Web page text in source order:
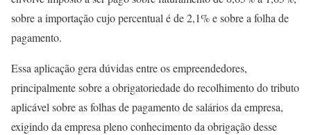
sobre a importação cujo percentual é de 2,1% e sobre a folha de
pagamento.
Essa aplicação gera dúvidas entre os empreendedores,
principalmente sobre a obrigatoriedade do recolhimento do tributo
aplicável sobre as folhas de pagamento de salários da empresa,
exigindo da empresa pleno conhecimento da obrigação desse